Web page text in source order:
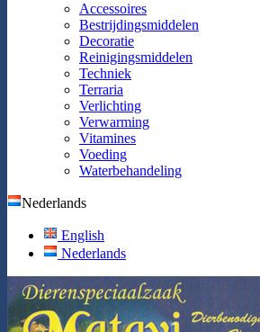
Accessoires
Bestrijdingsmiddelen
Decoratie
Reinigingsmiddelen
Techniek
Terraria
Verlichting
Verwarming
Vitamines
Voeding
Waterbehandeling
Nederlands
English
Nederlands